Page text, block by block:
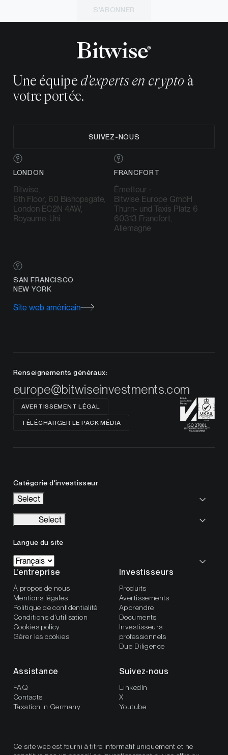
S'ABONNER
Une équipe d'experts en crypto à
votre portée.
SUIVEZ-NOUS
LONDON
Bitwise,
6th Floor, 60 Bishopsgate,
London EC2N 4AW,
Royaume-Uni
FRANCFORT
Émetteur :
Bitwise Europe GmbH
Thurn- und Taxis Platz 6
60313 Francfort,
Allemagne
SAN FRANCISCO
NEW YORK
Site web américain
Renseignements généraux:
europe@bitwiseinvestments.com
AVERTISSEMENT LÉGAL
TÉLÉCHARGER LE PACK MÉDIA
Catégorie d'investisseur
Select
Select
Langue du site
L’entreprise
À propos de nous
Mentions légales
Politique de confidentialité
Conditions d'utilisation
Cookies policy
Gérer les cookies
Investisseurs
Produits
Avertissements
Apprendre
Documents
Investisseurs
professionnels
Due Diligence
Assistance
FAQ
Contacts
Taxation in Germany
Suivez-nous
LinkedIn
X
Youtube
Ce site web est fourni à titre informatif uniquement et ne